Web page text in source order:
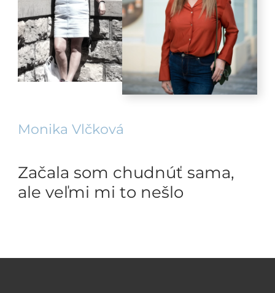
Monika Vlčková
Začala som chudnúť sama,
ale veľmi mi to nešlo